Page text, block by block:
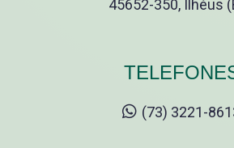
45652-350, Ilhéus
(73) 3221-